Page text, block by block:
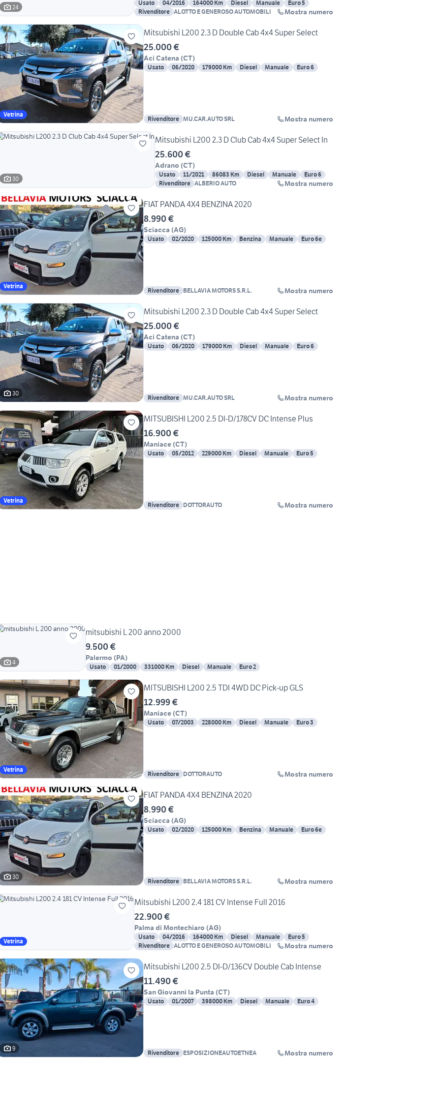
24
Usato 04/2016 164000 Km Diesel Manuale
Euro 5
Rivenditore ALOTTO E GENEROSO AUTOMOBILI Mostra numero
Vetrina
Mitsubishi L200 2.3 D Double Cab 4x4 Super Select
25.000 €
Aci Catena (CT)
Usato 06/2020 179000 Km Diesel Manuale Euro 6
Rivenditore MU.CAR.AUTO SRL Mostra numero
30
Mitsubishi L200 2.3 D Club Cab 4x4 Super Select In
25.600 €
Adrano (CT)
Usato 11/2021 86083 Km Diesel Manuale
Euro 6
Rivenditore ALBERIO AUTO Mostra numero
Vetrina
FIAT PANDA 4X4 BENZINA 2020
8.990 €
Sciacca (AG)
Usato 02/2020 125000 Km Benzina Manuale Euro 6e
Rivenditore BELLAVIA MOTORS S.R.L. Mostra numero
30
Mitsubishi L200 2.3 D Double Cab 4x4 Super Select
25.000 €
Aci Catena (CT)
Usato 06/2020 179000 Km Diesel Manuale Euro 6
Rivenditore MU.CAR.AUTO SRL Mostra numero
Vetrina
MITSUBISHI L200 2.5 DI-D/178CV DC Intense Plus
16.900 €
Maniace (CT)
Usato 05/2012 229000 Km Diesel Manuale Euro 5
Rivenditore DOTTORAUTO Mostra numero
4
mitsubishi L 200 anno 2000
9.500 €
Palermo (PA)
Usato 01/2000 331000 Km Diesel Manuale Euro 2
Vetrina
MITSUBISHI L200 2.5 TDI 4WD DC Pick-up GLS
12.999 €
Maniace (CT)
Usato 07/2003 228000 Km Diesel Manuale Euro 3
Rivenditore DOTTORAUTO Mostra numero
30
FIAT PANDA 4X4 BENZINA 2020
8.990 €
Sciacca (AG)
Usato 02/2020 125000 Km Benzina Manuale Euro 6e
Rivenditore BELLAVIA MOTORS S.R.L. Mostra numero
Vetrina
Mitsubishi L200 2.4 181 CV Intense Full 2016
22.900 €
Palma di Montechiaro (AG)
Usato 04/2016 164000 Km Diesel Manuale
Euro 5
Rivenditore ALOTTO E GENEROSO AUTOMOBILI Mostra numero
9
Mitsubishi L200 2.5 DI-D/136CV Double Cab Intense
11.490 €
San Giovanni la Punta (CT)
Usato 01/2007 398000 Km Diesel Manuale Euro 4
Rivenditore ESPOSIZIONEAUTOETNEA Mostra numero